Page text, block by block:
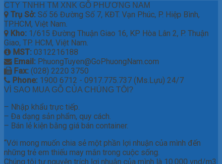
CTY TNHH TM XNK GỖ PHƯƠNG NAM
Trụ Sở: Số 56 Đường Số 7, KĐT. Vạn Phúc, P. Hiệp Bình,
TP.HCM, Việt Nam.
Kho: 1/615 Đường Thuận Giao 16, KP Hòa Lân 2, P. Thuận
Giao, TP. HCM, Việt Nam.
MST: 0312216188
Email: PhuongTuyen@GoPhuongNam.com
Fax: (028) 2220 3750
Phone: 1900 6712 - 0917.775.737 (Ms.Lựu) 24/7
VÌ SAO MUA GỖ CỦA CHÚNG TÔI?
– Nhập khẩu trực tiếp.
– Đa dạng sản phẩm, quy cách.
– Bán lẻ kiện bằng giá bán container.
“Với mong muốn chia sẻ một phần lợi nhuận của mình đến
những trẻ em thiếu may mắn trong cuộc sống.
Chúng tôi tự nguyện trích lợi nhuận của mình là 10.000 vnd/m3